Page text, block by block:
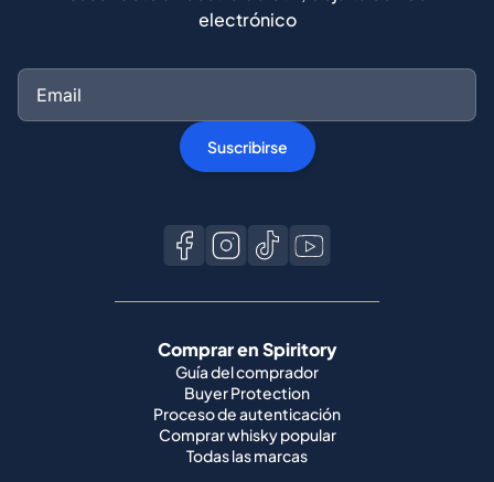
electrónico
Suscribirse
Comprar en Spiritory
Guía del comprador
Buyer Protection
Proceso de autenticación
Comprar whisky popular
Todas las marcas